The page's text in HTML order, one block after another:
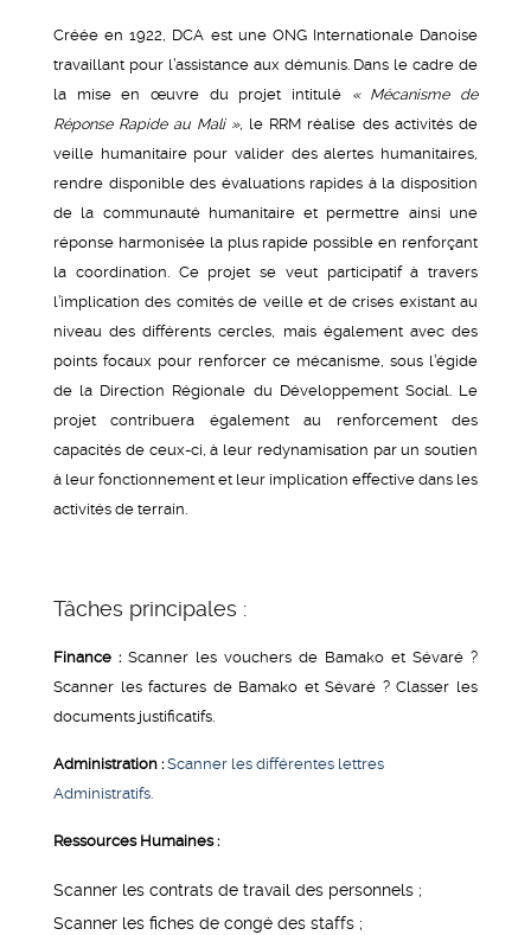
Créée en 1922, DCA est une ONG Internationale Danoise
travaillant pour l’assistance aux démunis. Dans le cadre de
la mise en œuvre du projet intitulé « Mécanisme de
Réponse Rapide au Mali », le RRM réalise des activités de
veille humanitaire pour valider des alertes humanitaires,
rendre disponible des évaluations rapides à la disposition
de la communauté humanitaire et permettre ainsi une
réponse harmonisée la plus rapide possible en renforçant
la coordination. Ce projet se veut participatif à travers
l’implication des comités de veille et de crises existant au
niveau des différents cercles, mais également avec des
points focaux pour renforcer ce mécanisme, sous l’égide
de la Direction Régionale du Développement Social. Le
projet contribuera également au renforcement des
capacités de ceux-ci, à leur redynamisation par un soutien
à leur fonctionnement et leur implication effective dans les
activités de terrain.
Tâches principales :
Finance : Scanner les vouchers de Bamako et Sévaré ?
Scanner les factures de Bamako et Sévaré ? Classer les
documents justificatifs.
Administration :Scanner les différentes lettres
Administratifs.
Ressources Humaines :
Scanner les contrats de travail des personnels ;
Scanner les fiches de congé des staffs ;